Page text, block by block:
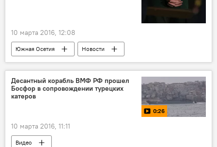
10 марта 2016, 12:08
Южная Осетия Новости
Десантный корабль ВМФ РФ прошел
Босфор в сопровождении турецких
катеров
0:26
10 марта 2016, 11:11
Видео